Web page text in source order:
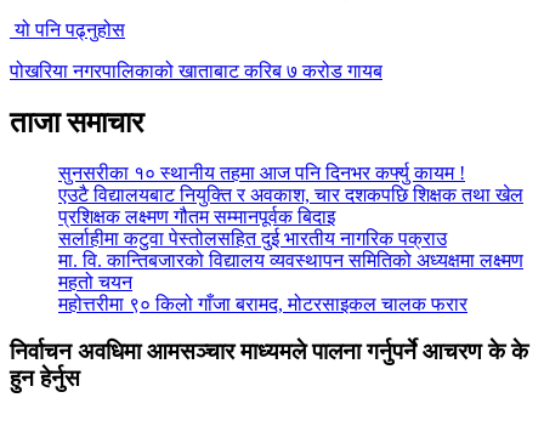
यो पनि पढ्नुहोस
पोखरिया नगरपालिकाको खाताबाट करिब ७ करोड गायब
ताजा समाचार
सुनसरीका १० स्थानीय तहमा आज पनि दिनभर कर्फ्यु कायम !
एउटै विद्यालयबाट नियुक्ति र अवकाश, चार दशकपछि शिक्षक तथा खेल
प्रशिक्षक लक्ष्मण गौतम सम्मानपूर्वक बिदाइ
सर्लाहीमा कटुवा पेस्तोलसहित दुई भारतीय नागरिक पक्राउ
मा. वि. कान्तिबजारको विद्यालय व्यवस्थापन समितिको अध्यक्षमा लक्ष्मण
महतो चयन
महोत्तरीमा ९० किलो गाँजा बरामद, मोटरसाइकल चालक फरार
निर्वाचन अवधिमा आमसञ्चार माध्यमले पालना गर्नुपर्ने आचरण के के
हुन हेर्नुस